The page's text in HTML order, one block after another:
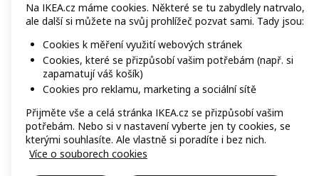
Na IKEA.cz máme cookies. Některé se tu zabydlely natrvalo,
ale další si můžete na svůj prohlížeč pozvat sami. Tady jsou:
Cookies k měření využití webových stránek
Cookies, které se přizpůsobí vašim potřebám (např. si
zapamatují váš košík)
Cookies pro reklamu, marketing a sociální sítě
Přijměte vše a celá stránka IKEA.cz se přizpůsobí vašim
potřebám. Nebo si v nastavení vyberte jen ty cookies, se
kterými souhlasíte. Ale vlastně si poradíte i bez nich.
Více o souborech cookies